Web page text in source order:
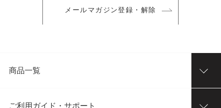
メールマガジン登録・解除
商品一覧
ご利用ガイド・サポート